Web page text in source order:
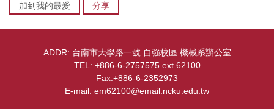
加到我的最愛 分享
ADDR: 台南市大學路一號 自強校區 機械系辦公室
TEL: +886-6-2757575 ext.62100
Fax:+886-6-2352973
E-mail: em62100@email.ncku.edu.tw